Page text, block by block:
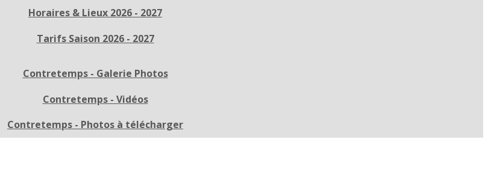
Horaires & Lieux 2026 - 2027
Tarifs Saison 2026 - 2027
Contretemps - Galerie Photos
Contretemps - Vidéos
Contretemps - Photos à télécharger